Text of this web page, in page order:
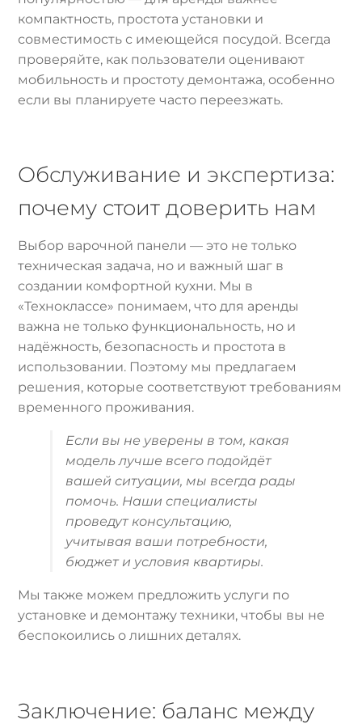
компактность, простота установки и
совместимость с имеющейся посудой. Всегда
проверяйте, как пользователи оценивают
мобильность и простоту демонтажа, особенно
если вы планируете часто переезжать.
Обслуживание и экспертиза:
почему стоит доверить нам
Выбор варочной панели — это не только
техническая задача, но и важный шаг в
создании комфортной кухни. Мы в
«Техноклассе» понимаем, что для аренды
важна не только функциональность, но и
надёжность, безопасность и простота в
использовании. Поэтому мы предлагаем
решения, которые соответствуют требованиям
временного проживания.
Если вы не уверены в том, какая
модель лучше всего подойдёт
вашей ситуации, мы всегда рады
помочь. Наши специалисты
проведут консультацию,
учитывая ваши потребности,
бюджет и условия квартиры.
Мы также можем предложить услуги по
установке и демонтажу техники, чтобы вы не
беспокоились о лишних деталях.
Заключение: баланс между